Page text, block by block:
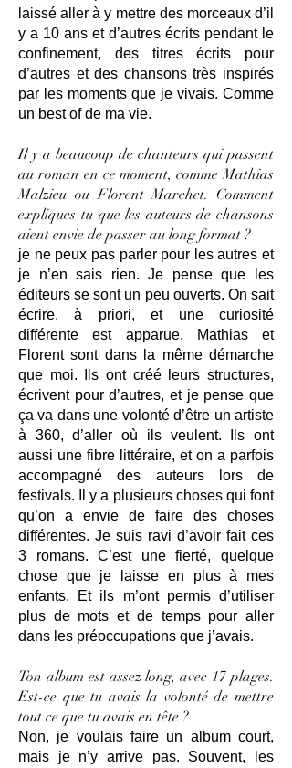
laissé aller à y mettre des morceaux d’il
y a 10 ans et d’autres écrits pendant le
confinement, des titres écrits pour
d’autres et des chansons très inspirés
par les moments que je vivais. Comme
un best of de ma vie.
Il y a beaucoup de chanteurs qui passent
au roman en ce moment, comme Mathias
Malzieu ou Florent Marchet. Comment
expliques-tu que les auteurs de chansons
aient envie de passer au long format ?
je ne peux pas parler pour les autres et
je n’en sais rien. Je pense que les
éditeurs se sont un peu ouverts. On sait
écrire, à priori, et une curiosité
différente est apparue. Mathias et
Florent sont dans la même démarche
que moi. Ils ont créé leurs structures,
écrivent pour d’autres, et je pense que
ça va dans une volonté d’être un artiste
à 360, d’aller où ils veulent. Ils ont
aussi une fibre littéraire, et on a parfois
accompagné des auteurs lors de
festivals. Il y a plusieurs choses qui font
qu’on a envie de faire des choses
différentes. Je suis ravi d’avoir fait ces
3 romans. C’est une fierté, quelque
chose que je laisse en plus à mes
enfants. Et ils m’ont permis d’utiliser
plus de mots et de temps pour aller
dans les préoccupations que j’avais.
Ton album est assez long, avec 17 plages.
Est-ce que tu avais la volonté de mettre
tout ce que tu avais en tête ?
Non, je voulais faire un album court,
mais je n’y arrive pas. Souvent, les